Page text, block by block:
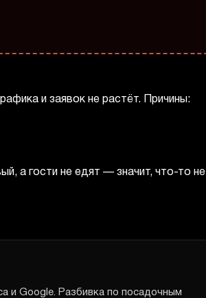
и заявок не растёт. Причины:
а гости не едят — значит, что-то не
и Google. Разбивка по посадочным